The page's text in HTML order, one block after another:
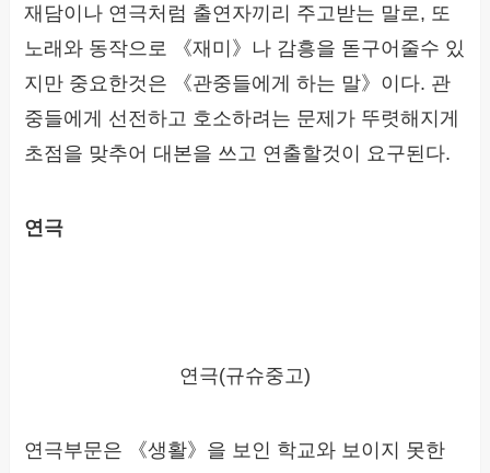
재담이나 연극처럼 출연자끼리 주고받는 말로, 또
노래와 동작으로 《재미》나 감흥을 돋구어줄수 있
지만 중요한것은 《관중들에게 하는 말》이다. 관
중들에게 선전하고 호소하려는 문제가 뚜렷해지게
초점을 맞추어 대본을 쓰고 연출할것이 요구된다.
연극
연극(규슈중고)
연극부문은 《생활》을 보인 학교와 보이지 못한